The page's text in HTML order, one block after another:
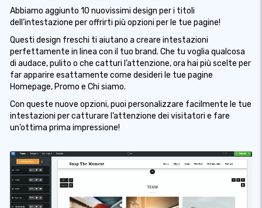
Abbiamo aggiunto 10 nuovissimi design per i titoli
dell’intestazione per offrirti più opzioni per le tue pagine!
Questi design freschi ti aiutano a creare intestazioni
perfettamente in linea con il tuo brand. Che tu voglia qualcosa
di audace, pulito o che catturi l’attenzione, ora hai più scelte per
far apparire esattamente come desideri le tue pagine
Homepage, Promo e Chi siamo.
Con queste nuove opzioni, puoi personalizzare facilmente le tue
intestazioni per catturare l’attenzione dei visitatori e fare
un’ottima prima impressione!